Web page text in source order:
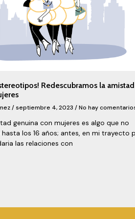
Redescubramos la amistad
septiembre 4, 2023 No hay
genuina con mujeres es algo que no
los 16 años; antes, en mi trayecto
las relaciones con